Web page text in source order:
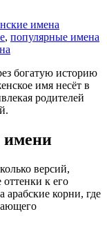
имена
, популярные имена
богатую историю
имя несёт в
родителей
имени
версий,
к его
арабские корни, где